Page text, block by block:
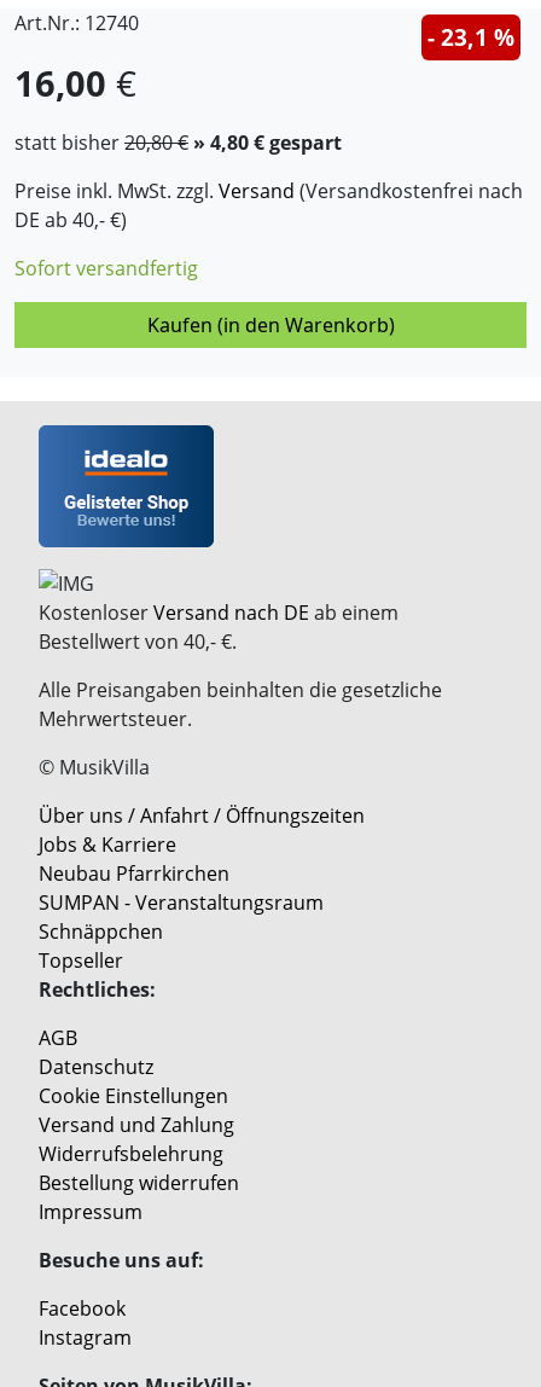
Art.Nr.: 12740
16,00 €
statt bisher20,80 € » 4,80 € gespart
- 23,1 %
Preise inkl. MwSt. zzgl. Versand (Versandkostenfrei nach
DE ab 40,- €)
Sofort versandfertig
Kaufen (in den Warenkorb)
KostenloserVersand nach DE ab einem
Bestellwert von 40,- €.
Alle Preisangaben beinhalten die gesetzliche
Mehrwertsteuer.
© MusikVilla
Über uns / Anfahrt / Öffnungszeiten
Jobs & Karriere
Neubau Pfarrkirchen
SUMPAN - Veranstaltungsraum
Schnäppchen
Topseller
Rechtliches:
AGB
Datenschutz
Cookie Einstellungen
Versand und Zahlung
Widerrufsbelehrung
Bestellung widerrufen
Impressum
Besuche uns auf:
Facebook
Instagram